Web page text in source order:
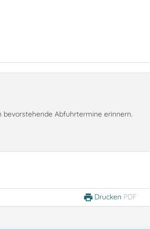
Abfuhrtermine erinnern.
print Drucken PDF